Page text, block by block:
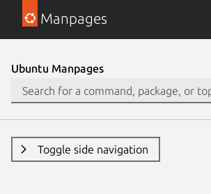
Manpages
Ubuntu Manpages
Toggle side navigation